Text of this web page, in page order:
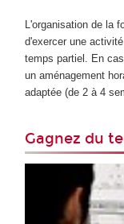
L'organisation de la
d'exercer une
temps partiel. En
un aménagement
adaptée (de 2 à 4
Gagnez du